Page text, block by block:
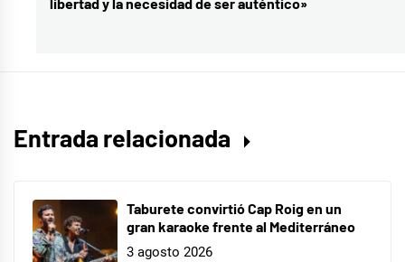
siguiente:
libertad y la necesidad de ser auténtico»
Entrada relacionada
Taburete convirtió Cap Roig en un
gran karaoke frente al Mediterráneo
3 agosto 2026